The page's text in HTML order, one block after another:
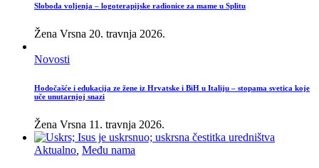
Sloboda voljenja – logoterapijske radionice za mame u Splitu
Žena Vrsna 20. travnja 2026.
Novosti
Hodočašće i edukacija ze žene iz Hrvatske i BiH u Italiju – stopama svetica koje
uče unutarnjoj snazi
Žena Vrsna 11. travnja 2026.
Aktualno Među nama